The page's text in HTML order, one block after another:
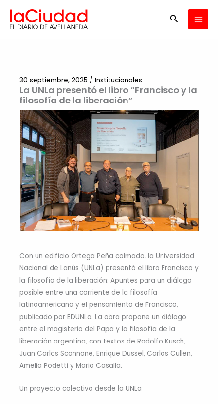
contenido
Buscar
La UNLa presentó el libro “Francisco y la
filosofía de la liberación”
30 septiembre, 2025 / Institucionales
Con un edificio Ortega Peña colmado, la Universidad
Nacional de Lanús (UNLa) presentó el libro Francisco y
la filosofía de la liberación: Apuntes para un diálogo
posible entre una corriente de la filosofía
latinoamericana y el pensamiento de Francisco,
publicado por EDUNLa. La obra propone un diálogo
entre el magisterio del Papa y la filosofía de la
liberación argentina, con textos de Rodolfo Kusch,
Juan Carlos Scannone, Enrique Dussel, Carlos Cullen,
Amelia Podetti y Mario Casalla.
Un proyecto colectivo desde la UNLa